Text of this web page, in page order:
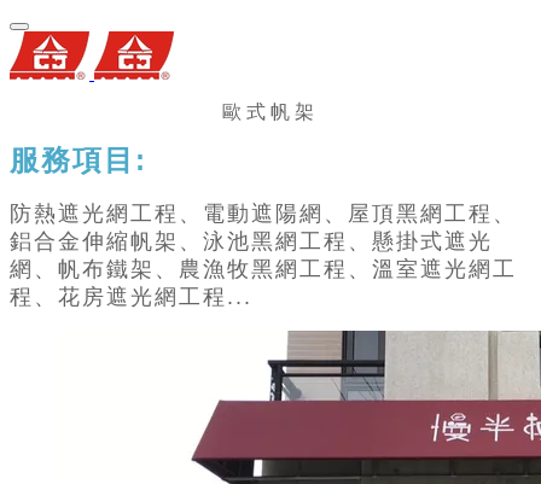
歐式帆架
服務項目:
防熱遮光網工程、電動遮陽網、屋頂黑網工程、
鋁合金伸縮帆架、泳池黑網工程、懸掛式遮光
網、帆布鐵架、農漁牧黑網工程、溫室遮光網工
程、花房遮光網工程...